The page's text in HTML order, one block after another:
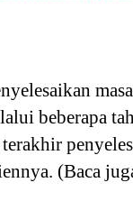
beberapa
(Baca